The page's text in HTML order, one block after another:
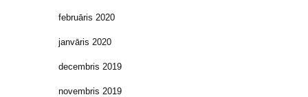
februāris 2020
janvāris 2020
decembris 2019
novembris 2019